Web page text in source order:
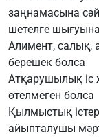
заңнамасына
шетелге
Алимент, салық,
берешек болса
Атқарушылық іс
өтелмеген болса
Қылмыстық
айыпталушы